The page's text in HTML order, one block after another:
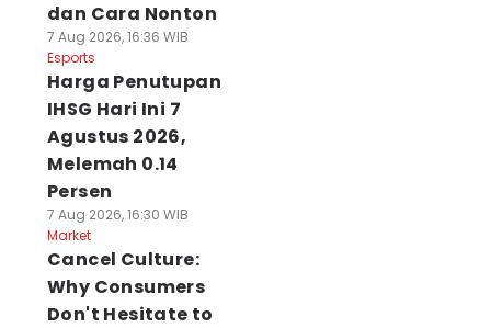
dan Cara Nonton
7 Aug 2026, 16:36 WIB
Esports
Harga Penutupan
IHSG Hari Ini 7
Agustus 2026,
Melemah 0.14
Persen
7 Aug 2026, 16:30 WIB
Market
Cancel Culture:
Why Consumers
Don't Hesitate to